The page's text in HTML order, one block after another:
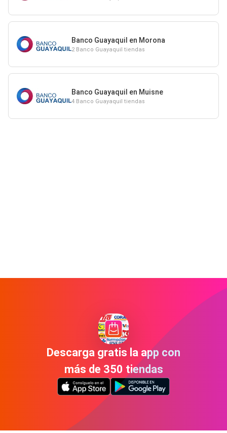
Banco Guayaquil en Morona
2 Banco Guayaquil tiendas
Banco Guayaquil en Muisne
4 Banco Guayaquil tiendas
Descarga gratis la app con
más de 350 tiendas